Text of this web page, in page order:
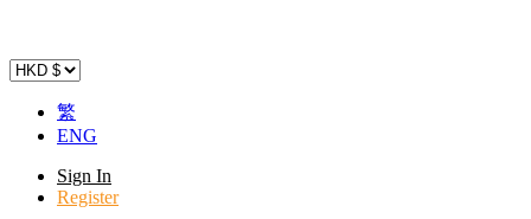
繁
ENG
Sign In
Register